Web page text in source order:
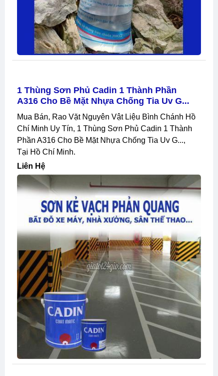
1 Thùng Sơn Phủ Cadin 1 Thành Phần
A316 Cho Bề Mặt Nhựa Chống Tia Uv G...
Mua Bán, Rao Vặt Nguyên Vật Liệu Bình Chánh Hồ
Chí Minh Uy Tín, 1 Thùng Sơn Phủ Cadin 1 Thành
Phần A316 Cho Bề Mặt Nhựa Chống Tia Uv G...,
Tại Hồ Chí Minh.
Liên Hệ